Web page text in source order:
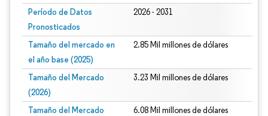
Período de Datos
Pronosticados
2026 - 2031
Tamaño del mercado en
el año base (2025)
2.85 Mil millones de dólares
Tamaño del Mercado
(2026)
3.23 Mil millones de dólares
Tamaño del Mercado
6.08 Mil millones de dólares